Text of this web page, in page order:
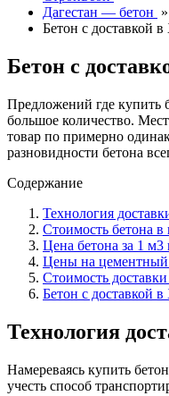
Дагестан — бетон »
Бетон с доставкой
Бетон с
Предложений где купить
большое количество.
товар по примерно
разновидности бетона
Содержание
Технология
Стоимость бетона
Цена бетона за 1
Цены на цементный
Стоимость доставки
Бетон с доставкой
Технология
Намереваясь купить
учесть способ